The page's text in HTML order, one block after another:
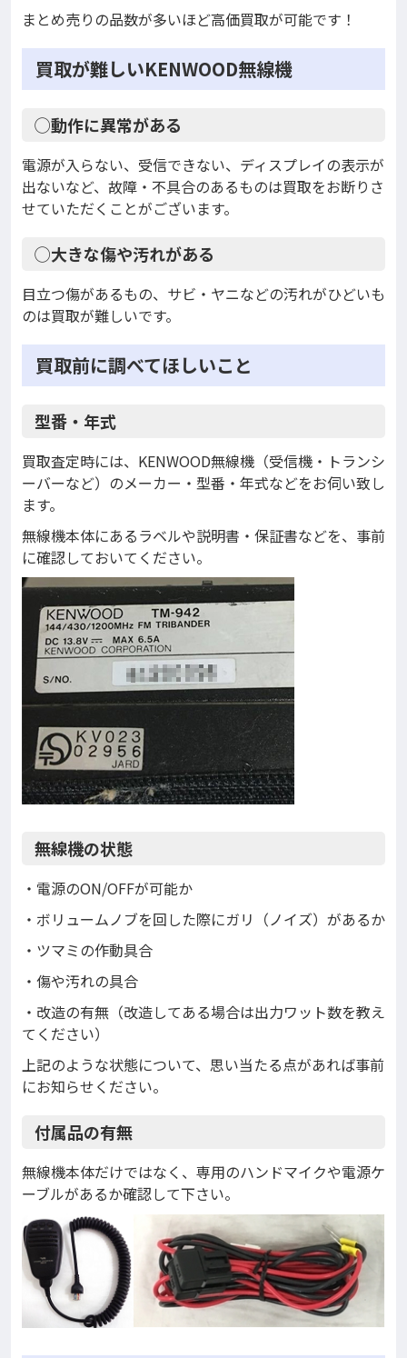
まとめ売りの品数が多いほど高価買取が可能です！
買取が難しいKENWOOD無線機
◯動作に異常がある
電源が入らない、受信できない、ディスプレイの表示が
出ないなど、故障・不具合のあるものは買取をお断りさ
せていただくことがございます。
◯大きな傷や汚れがある
目立つ傷があるもの、サビ・ヤニなどの汚れがひどいも
のは買取が難しいです。
買取前に調べてほしいこと
型番・年式
買取査定時には、KENWOOD無線機（受信機・トランシ
ーバーなど）のメーカー・型番・年式などをお伺い致し
ます。
無線機本体にあるラベルや説明書・保証書などを、事前
に確認しておいてください。
無線機の状態
・電源のON/OFFが可能か
・ボリュームノブを回した際にガリ（ノイズ）があるか
・ツマミの作動具合
・傷や汚れの具合
・改造の有無（改造してある場合は出力ワット数を教え
てください）
上記のような状態について、思い当たる点があれば事前
にお知らせください。
付属品の有無
無線機本体だけではなく、専用のハンドマイクや電源ケ
ーブルがあるか確認して下さい。